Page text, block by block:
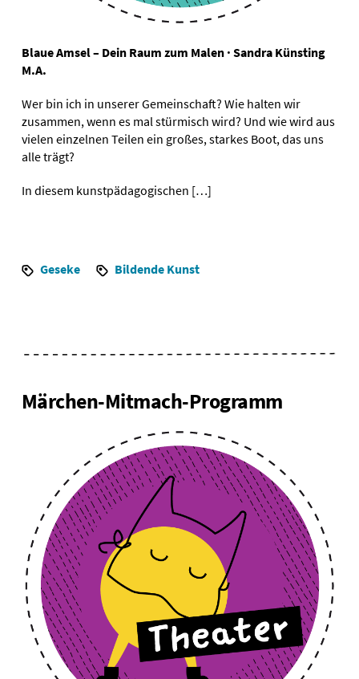
Blaue Amsel – Dein Raum zum Malen · Sandra Künsting
M.A.
Wer bin ich in unserer Gemeinschaft? Wie halten wir
zusammen, wenn es mal stürmisch wird? Und wie wird aus
vielen einzelnen Teilen ein großes, starkes Boot, das uns
alle trägt?
In diesem kunstpädagogischen […]
Geseke Bildende Kunst
Märchen-Mitmach-Programm